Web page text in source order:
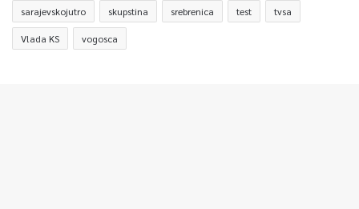
sarajevskojutro skupstina srebrenica test tvsa
Vlada KS vogosca